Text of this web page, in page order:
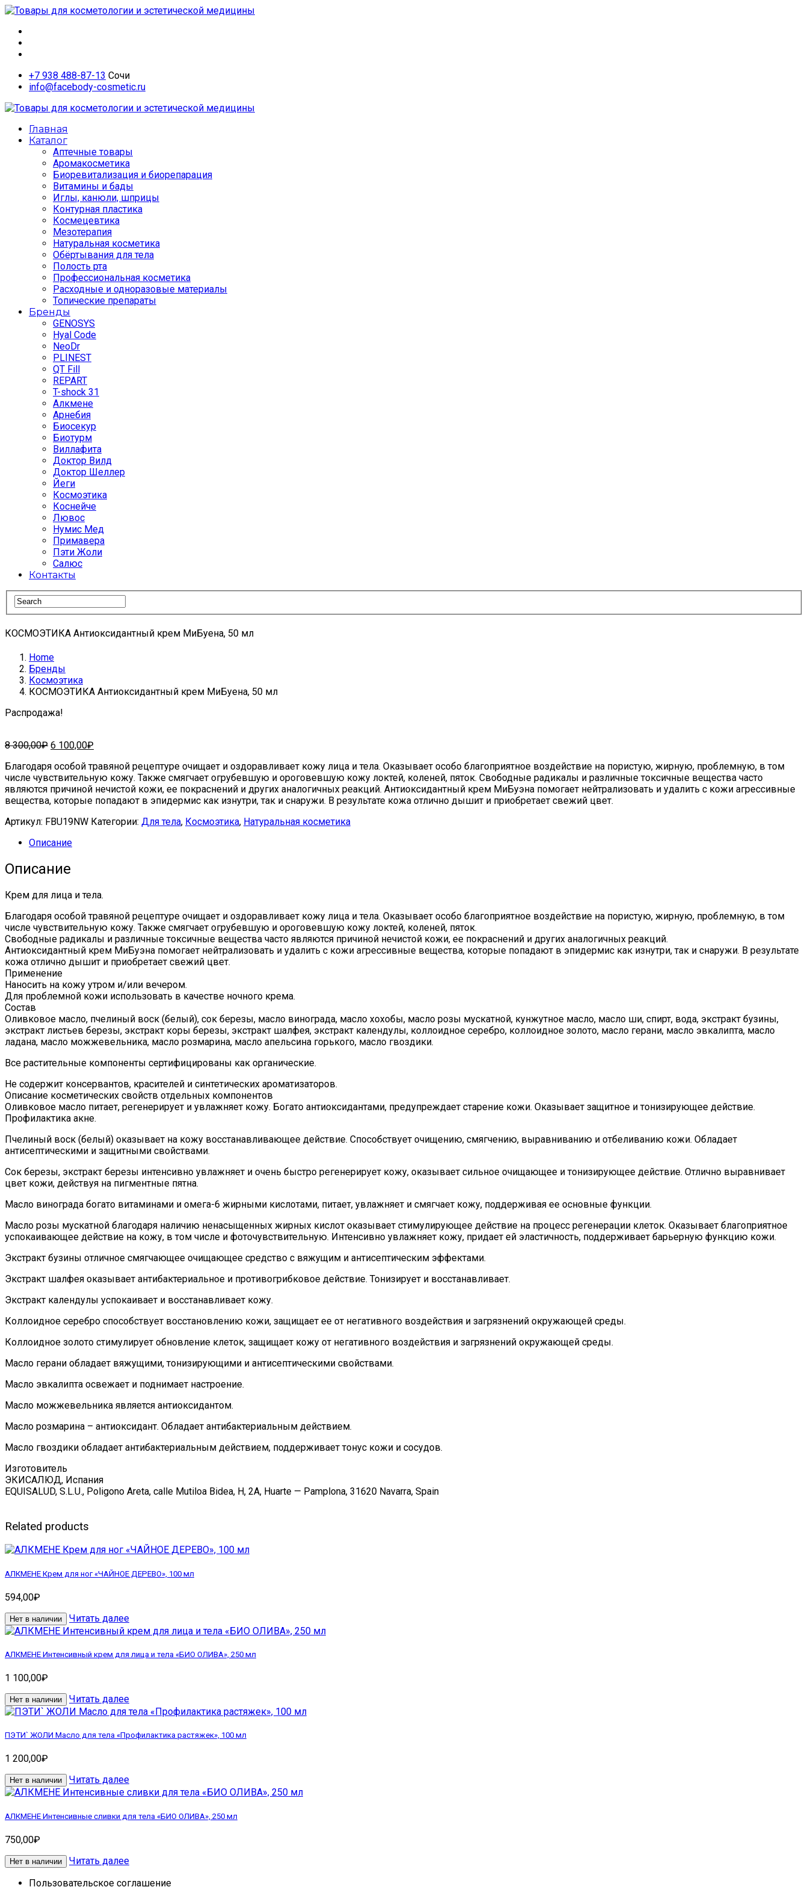
+7 938 488-87-13 Сочи
info@facebody-cosmetic.ru
Главная
Каталог
Аптечные товары
Аромакосметика
Биоревитализация и биорепарация
Витамины и бады
Иглы, канюли, шприцы
Контурная пластика
Космецевтика
Мезотерапия
Натуральная косметика
Обёртывания для тела
Полость рта
Профессиональная косметика
Расходные и одноразовые материалы
Топические препараты
Бренды
GENOSYS
Hyal Code
NeoDr
PLINEST
QT Fill
REPART
T-shock 31
Алкмене
Арнебия
Биосекур
Биотурм
Виллафита
Доктор Вилд
Доктор Шеллер
Йеги
Космоэтика
Коснейче
Лювос
Нумис Мед
Примавера
Пэти Жоли
Салюс
Контакты
КОСМОЭТИКА Антиоксидантный крем МиБуена, 50 мл
Home
Бренды
Космоэтика
КОСМОЭТИКА Антиоксидантный крем МиБуена, 50 мл
Распродажа!
8 300,00₽ Первоначальная
составляла
8
300,00₽.
6 100,00₽
6
100,00₽.
Благодаря особой травяной рецептуре очищает и оздоравливает кожу лица и тела. Оказывает особо благоприятное воздействие на пористую, жирную, проблемную, в том
числе чувствительную кожу. Также смягчает огрубевшую и ороговевшую кожу локтей, коленей, пяток. Свободные радикалы и различные токсичные вещества часто
являются причиной нечистой кожи, ее покраснений и других аналогичных реакций. Антиоксидантный крем МиБуэна помогает нейтрализовать и удалить с кожи агрессивные
вещества, которые попадают в эпидермис как изнутри, так и снаружи. В результате кожа отлично дышит и приобретает свежий цвет.
Артикул: FBU19NW Категории: Для тела, Космоэтика, Натуральная косметика
Описание
Описание
Крем для лица и тела.
Благодаря особой травяной рецептуре очищает и оздоравливает кожу лица и тела. Оказывает особо благоприятное воздействие на пористую, жирную, проблемную, в том
числе чувствительную кожу. Также смягчает огрубевшую и ороговевшую кожу локтей, коленей, пяток.
Свободные радикалы и различные токсичные вещества часто являются причиной нечистой кожи, ее покраснений и других аналогичных реакций.
Антиоксидантный крем МиБуэна помогает нейтрализовать и удалить с кожи агрессивные вещества, которые попадают в эпидермис как изнутри, так и снаружи. В результате
кожа отлично дышит и приобретает свежий цвет.
Применение
Наносить на кожу утром и/или вечером.
Для проблемной кожи использовать в качестве ночного крема.
Состав
Оливковое масло, пчелиный воск (белый), сок березы, масло винограда, масло хохобы, масло розы мускатной, кунжутное масло, масло ши, спирт, вода, экстракт бузины,
экстракт листьев березы, экстракт коры березы, экстракт шалфея, экстракт календулы, коллоидное серебро, коллоидное золото, масло герани, масло эвкалипта, масло
ладана, масло можжевельника, масло розмарина, масло апельсина горького, масло гвоздики.
Все растительные компоненты сертифицированы как органические.
Не содержит консервантов, красителей и синтетических ароматизаторов.
Описание косметических свойств отдельных компонентов
Оливковое масло питает, регенерирует и увлажняет кожу. Богато антиоксидантами, предупреждает старение кожи. Оказывает защитное и тонизирующее действие.
Профилактика акне.
Пчелиный воск (белый) оказывает на кожу восстанавливающее действие. Способствует очищению, смягчению, выравниванию и отбеливанию кожи. Обладает
антисептическими и защитными свойствами.
Сок березы, экстракт березы интенсивно увлажняет и очень быстро регенерирует кожу, оказывает сильное очищающее и тонизирующее действие. Отлично выравнивает
цвет кожи, действуя на пигментные пятна.
Масло винограда богато витаминами и омега-6 жирными кислотами, питает, увлажняет и смягчает кожу, поддерживая ее основные функции.
Масло розы мускатной благодаря наличию ненасыщенных жирных кислот оказывает стимулирующее действие на процесс регенерации клеток. Оказывает благоприятное
успокаивающее действие на кожу, в том числе и фоточувствительную. Интенсивно увлажняет кожу, придает ей эластичность, поддерживает барьерную функцию кожи.
Экстракт бузины отличное смягчающее очищающее средство с вяжущим и антисептическим эффектами.
Экстракт шалфея оказывает антибактериальное и противогрибковое действие. Тонизирует и восстанавливает.
Экстракт календулы успокаивает и восстанавливает кожу.
Коллоидное серебро способствует восстановлению кожи, защищает ее от негативного воздействия и загрязнений окружающей среды.
Коллоидное золото стимулирует обновление клеток, защищает кожу от негативного воздействия и загрязнений окружающей среды.
Масло герани обладает вяжущими, тонизирующими и антисептическими свойствами.
Масло эвкалипта освежает и поднимает настроение.
Масло можжевельника является антиоксидантом.
Масло розмарина – антиоксидант. Обладает антибактериальным действием.
Масло гвоздики обладает антибактериальным действием, поддерживает тонус кожи и сосудов.
Изготовитель
ЭКИСАЛЮД, Испания
EQUISALUD, S.L.U., Poligono Areta, calle Mutiloa Bidea, H, 2A, Huarte — Pamplona, 31620 Navarra, Spain
Related products
АЛКМЕНЕ Крем для ног «ЧАЙНОЕ ДЕРЕВО», 100 мл
594,00₽
Нет в наличии Читать далее
АЛКМЕНЕ Интенсивный крем для лица и тела «БИО ОЛИВА», 250 мл
1 100,00₽
Нет в наличии Читать далее
ПЭТИ` ЖОЛИ Масло для тела «Профилактика растяжек», 100 мл
1 200,00₽
Нет в наличии Читать далее
АЛКМЕНЕ Интенсивные сливки для тела «БИО ОЛИВА», 250 мл
750,00₽
Нет в наличии
Читать далее
Пользовательское соглашение